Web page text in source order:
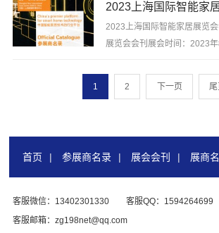
际会展中心2023山西建博会
制家居与厨卫用品...
2023上海国际智能家居展览
展览会会刊展会时间：2023
能家居展览会参展商名录-智
1 2 下一页 尾
首页 | 参展商名录 | 展会会刊 | 展商
客服微信：13402301330
客服QQ：1594264699
客服邮箱：zg198net@qq.com